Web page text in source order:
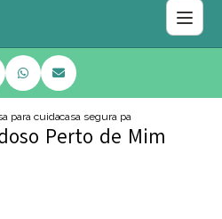
para cuidar de idosocasa segura para idoso perto de
Perto de Mim